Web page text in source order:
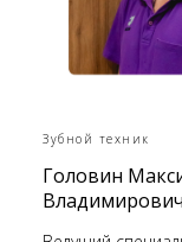
Зубной техник
Головин